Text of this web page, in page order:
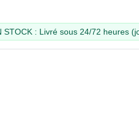
STOCK : Livré sous 24/72 heures